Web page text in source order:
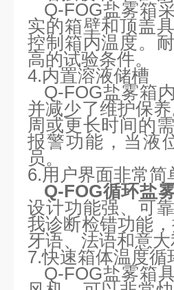
Q-FOG盐雾箱
实的箱壁和顶盖
控制箱内温度。
高的试验条件。
4.内置溶液储槽
Q-FOG盐雾箱
并减少了维护保
周或更长时间的
报警功能，当液
员。
6.用户界面非常简
Q-FOG循环盐
设计功能强、可
我诊断检错功能
牙语、法语和意大
7.快速箱体温度循
Q-FOG盐雾箱